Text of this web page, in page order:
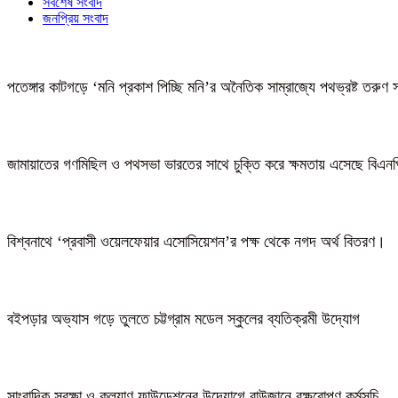
জনপ্রিয় সংবাদ
পতেঙ্গার কাটগড়ে ‘মনি প্রকাশ পিচ্ছি মনি’র অনৈতিক সাম্রাজ্যে পথভ্রষ্ট তরুণ
জামায়াতের গণমিছিল ও পথসভা ভারতের সাথে চুক্তি করে ক্ষমতায় এসেছে
বিশ্বনাথে ‘প্রবাসী ওয়েলফেয়ার এসোসিয়েশন’র পক্ষ থেকে নগদ অর্থ বিতরণ।
বইপড়ার অভ্যাস গড়ে তুলতে চট্টগ্রাম মডেল স্কুলের ব্যতিক্রমী উদ্যোগ